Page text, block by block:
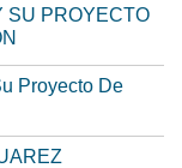
SU PROYECTO
Proyecto De